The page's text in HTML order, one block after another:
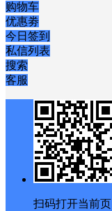
购物车
优惠劵
今日签到
私信列表
搜索
客服
扫码打开当前页